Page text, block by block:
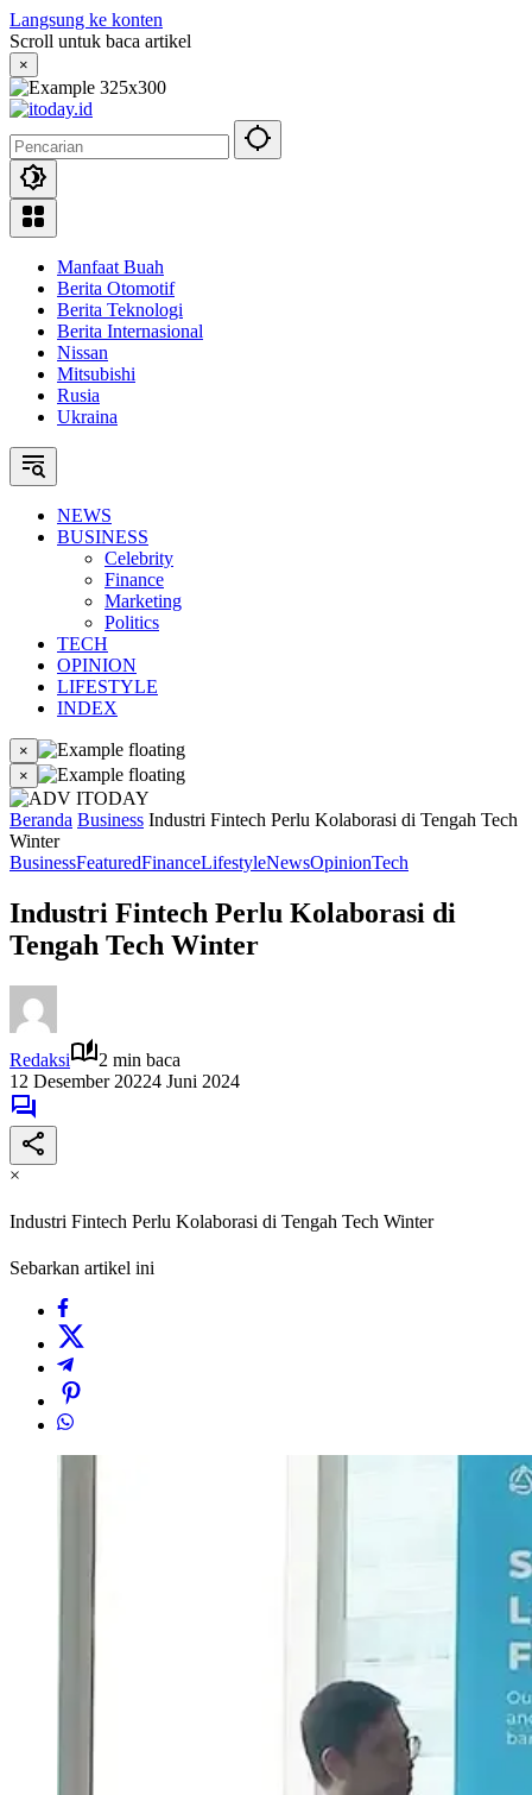
Langsung ke konten
Scroll untuk baca artikel
×
Manfaat Buah
Berita Otomotif
Berita Teknologi
Berita Internasional
Nissan
Mitsubishi
Rusia
Ukraina
NEWS
BUSINESS
Celebrity
Finance
Marketing
Politics
TECH
OPINION
LIFESTYLE
INDEX
×
×
Beranda Business Industri Fintech Perlu Kolaborasi di Tengah Tech
Winter
BusinessFeaturedFinanceLifestyleNewsOpinionTech
Industri Fintech Perlu Kolaborasi di
Tengah Tech Winter
Redaksi
2 min baca
12 Desember 20224 Juni 2024
×
Industri Fintech Perlu Kolaborasi di Tengah Tech Winter
Sebarkan artikel ini